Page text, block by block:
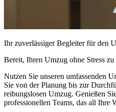
Ihr zuverlässiger Begleiter für den
Bereit, Ihren Umzug ohne Stress zu
Nutzen Sie unseren umfassenden
Sie von der Planung bis zur
reibungslosen Umzug. Genießen
professionellen Teams, das all Ihre